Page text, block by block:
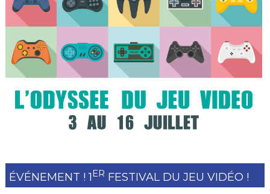
ÉVÉNEMENT ! 1ER FESTIVAL DU JEU VIDÉO !